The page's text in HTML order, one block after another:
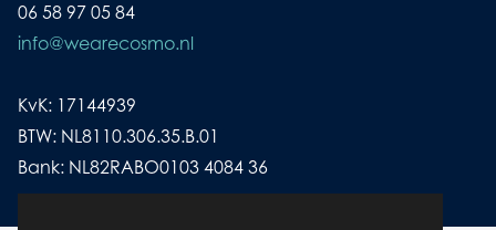
06 58 97 05 84
info@wearecosmo.nl
KvK: 17144939
BTW: NL8110.306.35.B.01
Bank: NL82RABO0103 4084 36